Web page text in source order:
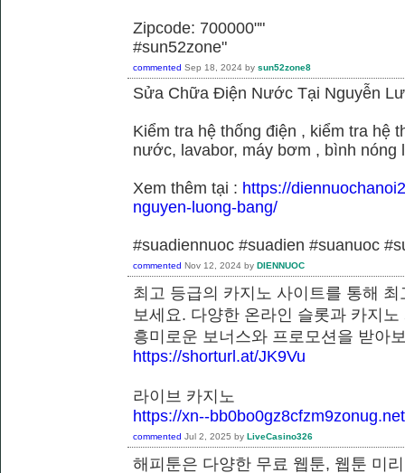
Zipcode: 700000""
#sun52zone"
commented Sep 18, 2024 by sun52zone8
Sửa Chữa Điện Nước Tại Nguyễn
Kiểm tra hệ thống điện , kiểm tra hệ
nước, lavabor, máy bơm , bình nóng
Xem thêm tại : https://
nguyen-luong-bang/
#suadiennuoc #suadien #suanuoc
commented Nov 12, 2024 by DIENNUOC
최고 등급의 카지노 사이트를 통해
보세요. 다양한 온라인 슬롯과 카지
흥미로운 보너스와 프로모션을 받
https://shorturl.at/JK9Vu
라이브 카지노
https://xn--bb0bo0gz8cfzm9zonug.net
commented Jul 2, 2025 by LiveCasino326
해피툰은 다양한 무료 웹툰, 웹툰 미